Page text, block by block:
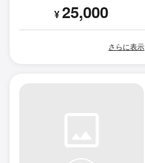
¥25,000
さらに表示